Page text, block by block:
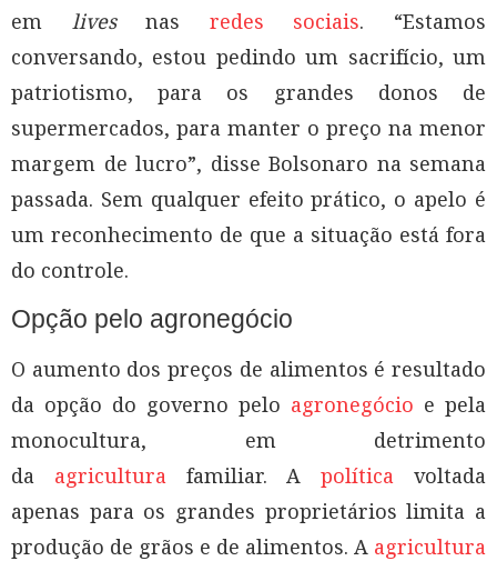
em livesnas redes sociais. “Estamos
conversando, estou pedindo um sacrifício, um
patriotismo, para os grandes donos de
supermercados, para manter o preço na menor
margem de lucro”, disse Bolsonaro na semana
passada. Sem qualquer efeito prático, o apelo é
um reconhecimento de que a situação está fora
do controle.
Opção pelo agronegócio
O aumento dos preços de alimentos é resultado
da opção do governo pelo agronegócio e pela
monocultura, em detrimento
da agriculturafamiliar. Apolítica voltada
apenas para os grandes proprietários limita a
produção de grãos e de alimentos. A agricultura